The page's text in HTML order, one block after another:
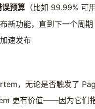
误预算 （比如 99.99% 可
新功能，直到下一个周期
速发布
，无论是否触发了
更有价值——因为它们